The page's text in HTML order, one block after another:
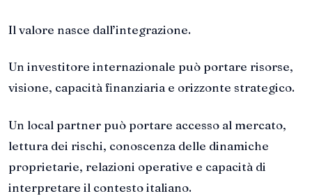
Il valore nasce dall’integrazione.
Un investitore internazionale può portare risorse,
visione, capacità finanziaria e orizzonte strategico.
Un local partner può portare accesso al mercato,
lettura dei rischi, conoscenza delle dinamiche
proprietarie, relazioni operative e capacità di
interpretare il contesto italiano.